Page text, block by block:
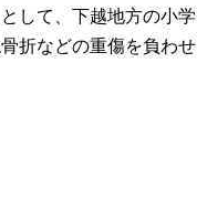
して、下越地方の小学
折などの重傷を負わせ